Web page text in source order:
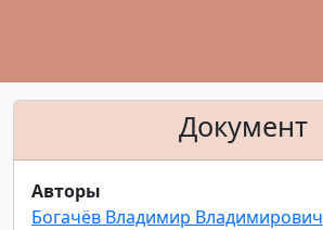
Документ
Авторы
Богачёв Владимир Владимирович